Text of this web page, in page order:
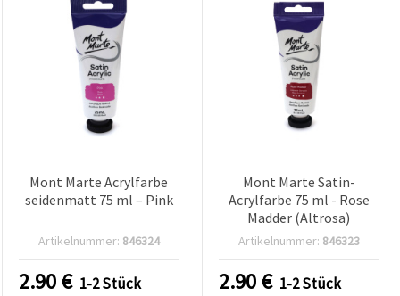
Mont Marte Acrylfarbe
seidenmatt 75 ml – Pink
Artikelnummer: 846324
2.90€ 1-2 Stück
Mont Marte Satin-
Acrylfarbe 75 ml - Rose
Madder (Altrosa)
Artikelnummer: 846323
2.90€ 1-2 Stück